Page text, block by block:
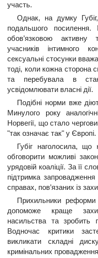
участь.
Однак, на думку
подальшого посилення.
обов’язковою активну
учасників інтимного
сексуальні стосунки
тоді, коли кожна сторона
та перебувала в
усвідомлювати власні дії.
Подібні норми вже
Минулого року
Норвегії, що стало
"так означає так" у Європі.
Губіг наголосила,
обговорити можливі
урядовій коаліції. За її
підтримка
справах, пов’язаних із
Прихильники реформи
допоможе краще
насильства та зробить
Водночас критики
викликати складні
кримінальних